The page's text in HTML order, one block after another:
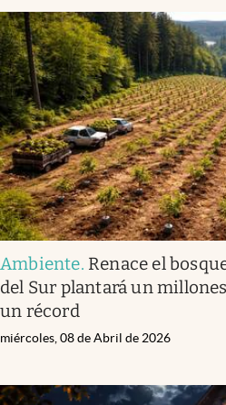
Ambiente. Renace el
del Sur plantará un
un récord
miércoles, 08 de Abril de 2026